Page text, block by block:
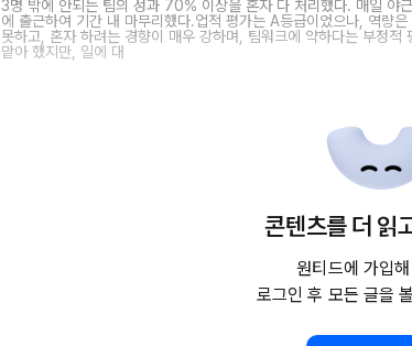
3명 밖에 안되는 팀의 성과 70% 이상을 혼자 다 처리했다. 매일 야
에 출근하여 기간 내 마무리했다.업적 평가는 A등급이었으나, 역량
못하고, 혼자 하려는 경향이 매우 강하며, 팀워크에 약하다는 부정
맡아 했지만, 일에 대
콘텐츠를 더 읽
원티드에 가입
로그인 후 모든 글을